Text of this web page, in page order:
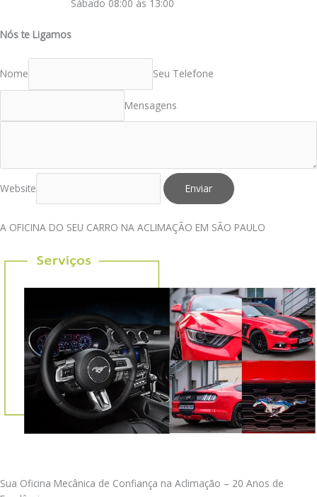
Sábado 08:00 às 13:00
Nós te Ligamos
Nome Seu Telefone
Mensagens
Website Enviar
A OFICINA DO SEU CARRO NA ACLIMAÇÃO EM SÃO PAULO
Sua Oficina Mecânica de Confiança na Aclimação – 20 Anos de